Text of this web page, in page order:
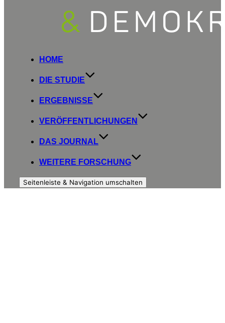
HOME
DIE STUDIE
ERGEBNISSE
VERÖFFENTLICHUNGEN
DAS JOURNAL
WEITERE FORSCHUNG
Seitenleiste & Navigation umschalten